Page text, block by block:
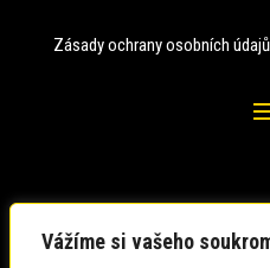
Vážíme si vašeho
Zásady ochrany osobních údajů